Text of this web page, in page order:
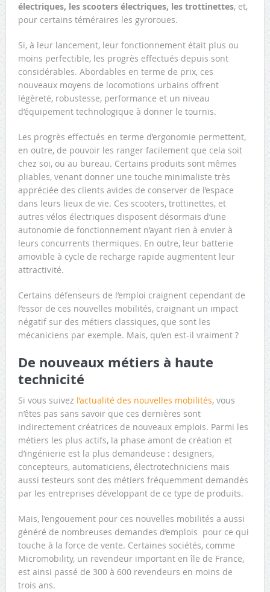
électriques, les scooters électriques, les trottinettes, et,
pour certains téméraires les gyroroues.
Si, à leur lancement, leur fonctionnement était plus ou
moins perfectible, les progrès effectués depuis sont
considérables. Abordables en terme de prix, ces
nouveaux moyens de locomotions urbains offrent
légèreté, robustesse, performance et un niveau
d’équipement technologique à donner le tournis.
Les progrès effectués en terme d’ergonomie permettent,
en outre, de pouvoir les ranger facilement que cela soit
chez soi, ou au bureau. Certains produits sont mêmes
pliables, venant donner une touche minimaliste très
appréciée des clients avides de conserver de l’espace
dans leurs lieux de vie. Ces scooters, trottinettes, et
autres vélos électriques disposent désormais d’une
autonomie de fonctionnement n’ayant rien à envier à
leurs concurrents thermiques. En outre, leur batterie
amovible à cycle de recharge rapide augmentent leur
attractivité.
Certains défenseurs de l’emploi craignent cependant de
l’essor de ces nouvelles mobilités, craignant un impact
négatif sur des métiers classiques, que sont les
mécaniciens par exemple. Mais, qu’en est-il vraiment ?
De nouveaux métiers à haute
technicité
Si vous suivez l’actualité des nouvelles mobilités, vous
n’êtes pas sans savoir que ces dernières sont
indirectement créatrices de nouveaux emplois. Parmi les
métiers les plus actifs, la phase amont de création et
d’ingénierie est la plus demandeuse : designers,
concepteurs, automaticiens, électrotechniciens mais
aussi testeurs sont des métiers fréquemment demandés
par les entreprises développant de ce type de produits.
Mais, l’engouement pour ces nouvelles mobilités a aussi
généré de nombreuses demandes d’emplois pour ce qui
touche à la force de vente. Certaines sociétés, comme
Micromobility, un revendeur important en île de France,
est ainsi passé de 300 à 600 revendeurs en moins de
trois ans.